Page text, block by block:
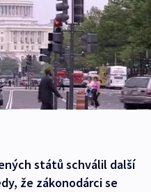
států schválil další
že zákonodárci se